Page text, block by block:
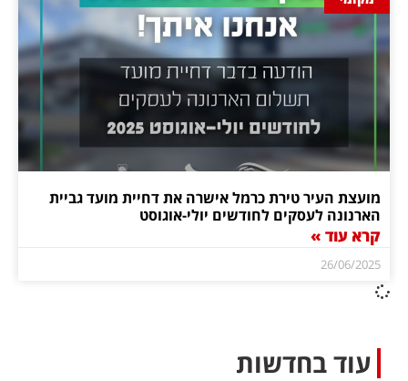
מועצת העיר טירת כרמל אישרה את דחיית מועד גביית
הארנונה לעסקים לחודשים יולי-אוגוסט
קרא עוד »
26/06/2025
עוד בחדשות